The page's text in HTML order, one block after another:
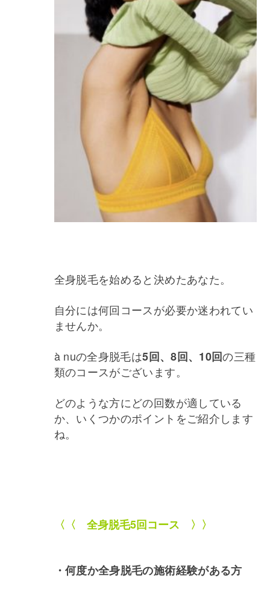
全身脱毛を始めると決めたあなた。
自分には何回コースが必要か迷われてい
ませんか。
à nuの全身脱毛は5回、8回、10回の三種
類のコースがございます。
どのような方にどの回数が適している
か、いくつかのポイントをご紹介します
ね。
〈〈 全身脱毛5回コース 〉〉
・何度か全身脱毛の施術経験がある方